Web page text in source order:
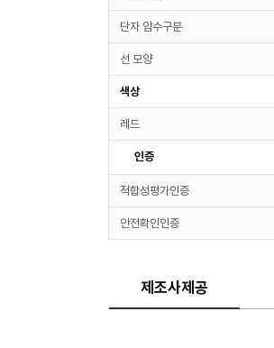
단자 암수구분
선 모양
색상
레드
인증
적합성평가인증
안전확인인증
제조사제공